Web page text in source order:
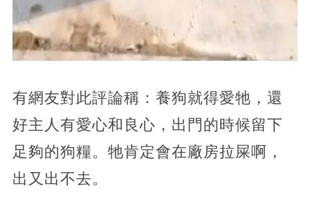
有網友對此評論稱：養狗就得愛牠，還
好主人有愛心和良心，出門的時候留下
足夠的狗糧。牠肯定會在廠房拉屎啊，
出又出不去。